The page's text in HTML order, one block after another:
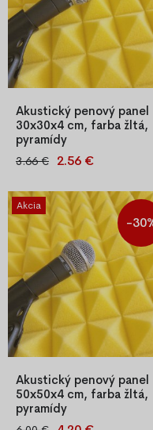
Akustický penový panel
30x30x4 cm, farba žltá,
pyramídy
Žltý akustický penový panel
štruktúrou, ideálny na
ozvien a nežiadúceho
Precízna CNC výroba,
životnosť, jednoduchá
montáž.
3.66 € 2.56 €
Akcia
-
Akustický penový panel
50x50x4 cm, farba žltá,
pyramídy